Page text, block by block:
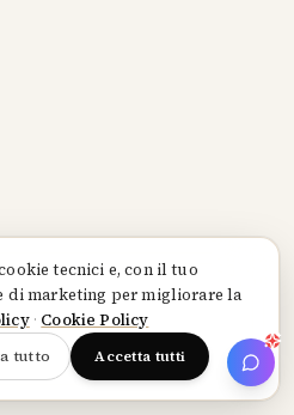
tecnici e, con il tuo
di marketing per migliorare la
· Cookie Policy
tutto Accetta tutti